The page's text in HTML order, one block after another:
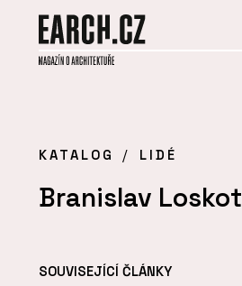
KATALOG LIDÉ
Branislav Loskot
SOUVISEJÍCÍ ČLÁNKY